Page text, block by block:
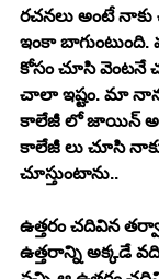
రచనలు అంటే నాకు
ఇంకా బాగుంటుంది.
కోసం చూసి వెంటనే
చాలా ఇష్టం. మా
కాలేజీ లో జాయిన్
కాలేజీ లు చూసి
చూస్తుంటాను..
ఉత్తరం చదివిన
ఉత్తరాన్ని అక్కడే